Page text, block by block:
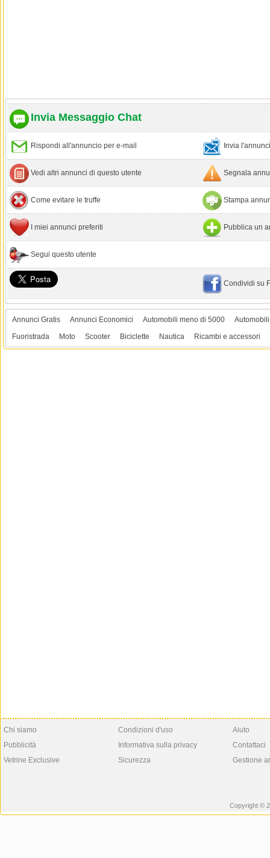
Invia Messaggio Chat
Rispondi all'annuncio per e-mail Invia
Vedi altri annunci di questo utente Segnala
Come evitare le truffe Stampa
I miei annunci preferiti Pubblica un
Segui questo utente
Condividi su
Annunci Gratis Annunci Economici Automobili meno di 5000
Fuoristrada
Moto Scooter Biciclette Nautica Ricambi e accessori
Chi siamo
Pubblicità
Vetrine Exclusive
Condizioni d'uso
Informativa sulla privacy
Sicurezza
Aiuto
Contattaci
Gestione
Copyright ©